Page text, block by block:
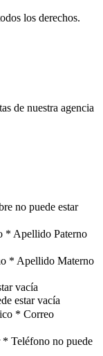
los derechos.
de nuestra agencia
no puede estar
* Apellido Paterno
* Apellido Materno
vacía
estar vacía
* Correo
* Teléfono no puede